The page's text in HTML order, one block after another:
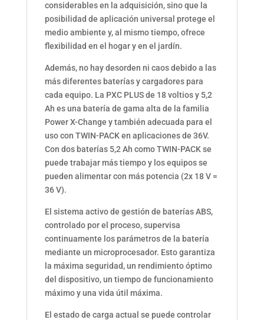
considerables en la adquisición, sino que la
posibilidad de aplicación universal protege el
medio ambiente y, al mismo tiempo, ofrece
flexibilidad en el hogar y en el jardín.
Además, no hay desorden ni caos debido a las
más diferentes baterías y cargadores para
cada equipo. La PXC PLUS de 18 voltios y 5,2
Ah es una batería de gama alta de la familia
Power X-Change y también adecuada para el
uso con TWIN-PACK en aplicaciones de 36V.
Con dos baterías 5,2 Ah como TWIN-PACK se
puede trabajar más tiempo y los equipos se
pueden alimentar con más potencia (2x 18 V =
36 V).
El sistema activo de gestión de baterías ABS,
controlado por el proceso, supervisa
continuamente los parámetros de la batería
mediante un microprocesador. Esto garantiza
la máxima seguridad, un rendimiento óptimo
del dispositivo, un tiempo de funcionamiento
máximo y una vida útil máxima.
El estado de carga actual se puede controlar